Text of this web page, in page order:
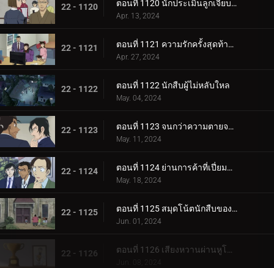
22 - 1120 ตอนที่ 1120 นักประเมินลูกเจี๊ยบที่ถูกหมายหัว
Apr. 13, 2024
22 - 1121 ตอนที่ 1121 ความรักครั้งสุดท้ายของคุณนายช่างฝัน
Apr. 27, 2024
22 - 1122 ตอนที่ 1122 นักสืบผู้ไม่หลับใหล
May. 04, 2024
22 - 1123 ตอนที่ 1123 จนกว่าความตายจะพรากจากเราสอง
May. 11, 2024
22 - 1124 ตอนที่ 1124 ย่านการค้าที่เปี่ยมด้วยรัก
May. 18, 2024
22 - 1125 ตอนที่ 1125 สมุดโน้ตนักสืบของสึบุรายะ มิตสึฮิโกะ
Jun. 01, 2024
22 - 1126 ตอนที่ 1126 เสียงหวานผ่านหูโทรศัพท์
Jun. 08, 2024